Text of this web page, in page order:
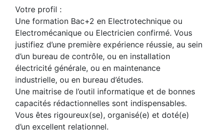
Votre profil :
Une formation Bac+2 en Electrotechnique ou
Electromécanique ou Electricien confirmé. Vous
justifiez d’une première expérience réussie, au sein
d’un bureau de contrôle, ou en installation
électricité générale, ou en maintenance
industrielle, ou en bureau d’études.
Une maitrise de l’outil informatique et de bonnes
capacités rédactionnelles sont indispensables.
Vous êtes rigoureux(se), organisé(e) et doté(e)
d’un excellent relationnel.